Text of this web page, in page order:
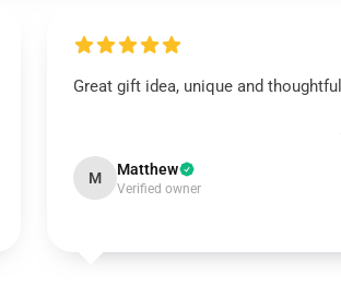
Great gift idea, unique and
M Matthew
Verified owner